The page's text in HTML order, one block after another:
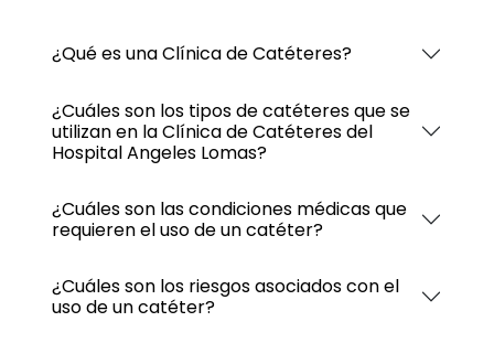
¿Qué es una Clínica de Catéteres?
¿Cuáles son los tipos de catéteres que se
utilizan en la Clínica de Catéteres del
Hospital Angeles Lomas?
¿Cuáles son las condiciones médicas que
requieren el uso de un catéter?
¿Cuáles son los riesgos asociados con el
uso de un catéter?